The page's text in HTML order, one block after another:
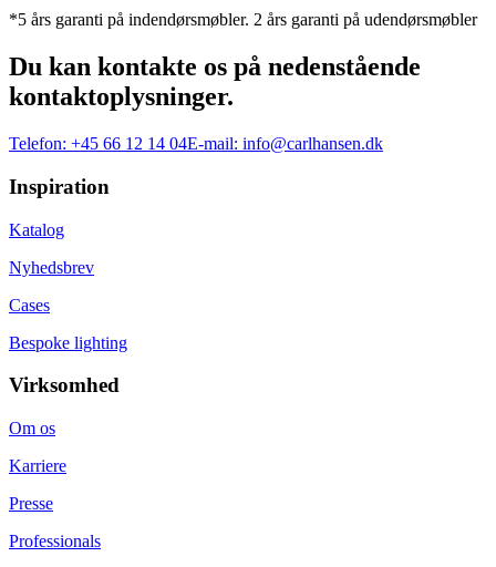
*5 års garanti på indendørsmøbler. 2 års garanti på udendørsmøbler
Du kan kontakte os på nedenstående
kontaktoplysninger.
Telefon: +45 66 12 14 04E-mail: info@carlhansen.dk
Inspiration
Katalog
Nyhedsbrev
Cases
Bespoke lighting
Virksomhed
Om os
Karriere
Presse
Professionals